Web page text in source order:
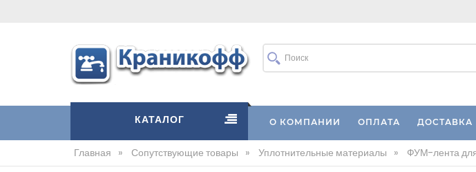
КАТАЛОГ О КОМПАНИИ ОПЛАТА ДОСТАВКА
Главная » Сопутствующие товары » Уплотнительные материалы » ФУМ-лента для